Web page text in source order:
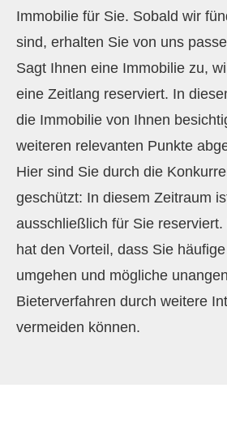
Immobilie für Sie. Sobald wir
sind, erhalten Sie von uns
Sagt Ihnen eine Immobilie zu,
eine Zeitlang reserviert. In
die Immobilie von Ihnen
weiteren relevanten Punkte
Hier sind Sie durch die
geschützt: In diesem Zeitraum
ausschließlich für Sie reserviert.
hat den Vorteil, dass Sie
umgehen und mögliche
Bieterverfahren durch weitere
vermeiden können.